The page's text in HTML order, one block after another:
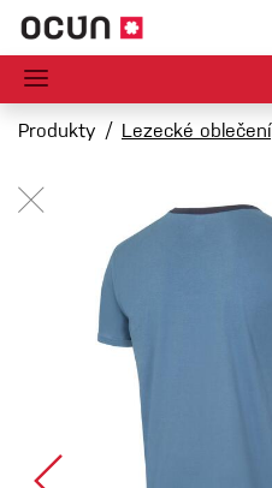
Produkty Lezecké oblečení